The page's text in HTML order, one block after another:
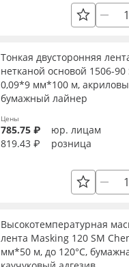
Тонкая двусторонняя
нетканой основой 1506-90
0,09*9 мм*100 м,
бумажный лайнер
Цены
785.75 ₽
юр. лицам
819.43 ₽
розница
Высокотемпературная
лента Masking 120 SM
мм*50 м, до 120°C,